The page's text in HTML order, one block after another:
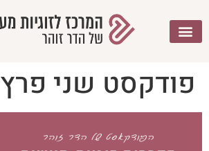
פודקסט שני פרץ